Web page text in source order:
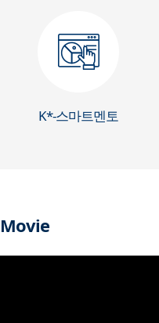
K*-스마트멘토
Movie